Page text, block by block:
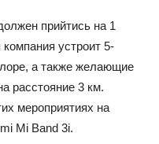
прийтись на 1
устроит 5-
а также желающие
расстояние 3 км.
мероприятиях на
Mi Band 3i.